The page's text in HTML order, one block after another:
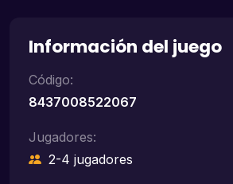
Información del juego
Código:
8437008522067
Jugadores:
2-4 jugadores